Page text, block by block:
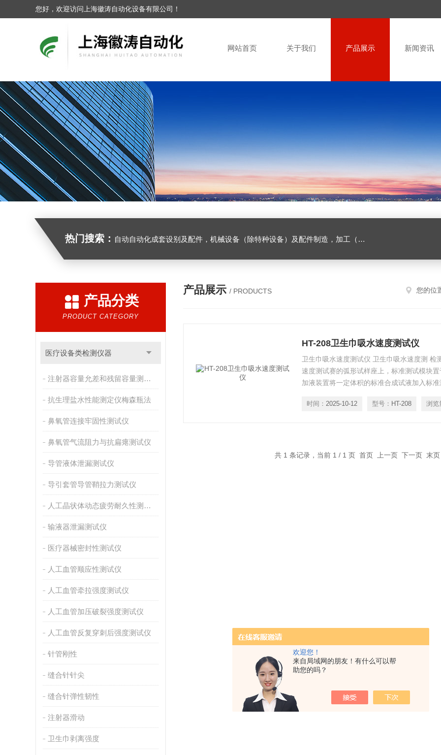
欢迎您！
来自局域网的朋友！有什么可以帮
助您的吗？
您好，欢迎访问上海徽涛自动化设备有限公司！
网站首页 关于我们 产品展示 新闻资讯
热门搜索： 自动自动化成套设别及配件，机械设备（除特种设备）及配件制造，加工（以上限分支机构经营），设计，批发，零售，模具，五金制品，工具加工（限分支机构经营），设计，批发，零售。五金交电，金属材料，金属制品，不锈钢制品，建筑材料，钢材，橡塑制品，环保设备，润滑剂，汽车配件，摩托车配件的批发，零售。（企业经营涉及行政许可的，凭许可证件经营）化成套设别及配件，机械设备（除特种设备）及配件制造，加工（以上限分支机构经营），设计，批发，零售，模具，五金制品，工具加工（限分支机构经营），设计，批发，零售。五金交电，金属材料，金属制品，不锈钢制品，建筑材料，钢材，橡塑制品，环保设备，润滑剂，汽车配件，摩托车配件的批发，零售。（企业经营涉及行政许可的，凭许可证件经营）
产品分类
PRODUCT CATEGORY
医疗设备类检测仪器
注射器容量允差和残留容量测试仪
抗生理盐水性能测定仪梅森瓶法
鼻氧管连接牢固性测试仪
鼻氧管气流阻力与抗扁瘪测试仪
导管液体泄漏测试仪
导引套管导管鞘拉力测试仪
人工晶状体动态疲劳耐久性测试仪
输液器泄漏测试仪
医疗器械密封性测试仪
人工血管顺应性测试仪
人工血管牵拉强度测试仪
人工血管加压破裂强度测试仪
人工血管反复穿刺后强度测试仪
针管刚性
缝合针针尖
缝合针弹性韧性
注射器滑动
卫生巾剥离强度
产品展示 / PRODUCTS 您的位
HT-208卫生巾吸水速度测试仪
卫生巾吸水速度测试仪 卫生巾吸水速度测 检
速度测试赛的弧形试样座上，标准测试模块
加液装置将一定体积的标准合成试液加入标
时间： 2025-10-12 型号： HT-208 浏览
共 1 条记录，当前 1 / 1 页 首页 上一页 下一页 末